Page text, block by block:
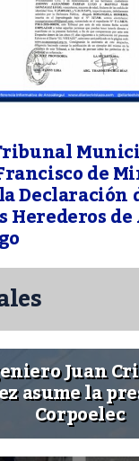
de
Declaración
Herederos
Juan
asume la
Corpoelec